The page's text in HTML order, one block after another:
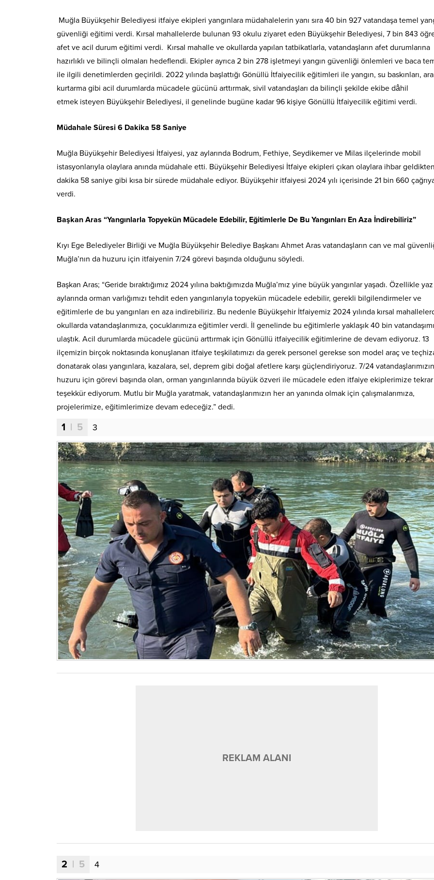
Muğla Büyükşehir Belediyesi itfaiye ekipleri yangınlara müdahalelerin yanı sıra 40 bin 927 vatandaşa temel
güvenliği eğitimi verdi. Kırsal mahallelerde bulunan 93 okulu ziyaret eden Büyükşehir Belediyesi, 7 bin 843
afet ve acil durum eğitimi verdi. Kırsal mahalle ve okullarda yapılan tatbikatlarla, vatandaşların afet durumlarına
hazırlıklı ve bilinçli olmaları hedeflendi. Ekipler ayrıca 2 bin 278 işletmeyi yangın güvenliği önlemleri ve baca
ile ilgili denetimlerden geçirildi. 2022 yılında başlattığı Gönüllü İtfaiyecilik eğitimleri ile yangın, su baskınları,
kurtarma gibi acil durumlarda mücadele gücünü arttırmak, sivil vatandaşları da bilinçli şekilde ekibe dâhil
etmek isteyen Büyükşehir Belediyesi, il genelinde bugüne kadar 96 kişiye Gönüllü İtfaiyecilik eğitimi verdi.
Müdahale Süresi 6 Dakika 58 Saniye
Muğla Büyükşehir Belediyesi İtfaiyesi, yaz aylarında Bodrum, Fethiye, Seydikemer ve Milas ilçelerinde mobil
istasyonlarıyla olaylara anında müdahale etti. Büyükşehir Belediyesi İtfaiye ekipleri çıkan olaylara ihbar
dakika 58 saniye gibi kısa bir sürede müdahale ediyor. Büyükşehir itfaiyesi 2024 yılı içerisinde 21 bin 660
verdi.
Başkan Aras “Yangınlarla Topyekün Mücadele Edebilir, Eğitimlerle De Bu Yangınları En Aza İndirebiliriz”
Kıyı Ege Belediyeler Birliği ve Muğla Büyükşehir Belediye Başkanı Ahmet Aras vatandaşların can ve mal
Muğla’nın da huzuru için itfaiyenin 7/24 görevi başında olduğunu söyledi.
Başkan Aras; “Geride bıraktığımız 2024 yılına baktığımızda Muğla’mız yine büyük yangınlar yaşadı. Özellikle yaz
aylarında orman varlığımızı tehdit eden yangınlarıyla topyekün mücadele edebilir, gerekli bilgilendirmeler ve
eğitimlerle de bu yangınları en aza indirebiliriz. Bu nedenle Büyükşehir İtfaiyemiz 2024 yılında kırsal
okullarda vatandaşlarımıza, çocuklarımıza eğitimler verdi. İl genelinde bu eğitimlerle yaklaşık 40 bin
ulaştık. Acil durumlarda mücadele gücünü arttırmak için Gönüllü itfaiyecilik eğitimlerine de devam ediyoruz. 13
ilçemizin birçok noktasında konuşlanan itfaiye teşkilatımızı da gerek personel gerekse son model araç ve
donatarak olası yangınlara, kazalara, sel, deprem gibi doğal afetlere karşı güçlendiriyoruz. 7/24 vatandaşlarımızın
huzuru için görevi başında olan, orman yangınlarında büyük özveri ile mücadele eden itfaiye ekiplerimize tekrar
teşekkür ediyorum. Mutlu bir Muğla yaratmak, vatandaşlarımızın her an yanında olmak için çalışmalarımıza,
projelerimize, eğitimlerimize devam edeceğiz.” dedi.
1 | 5 3
REKLAM ALANI
2 | 5 4